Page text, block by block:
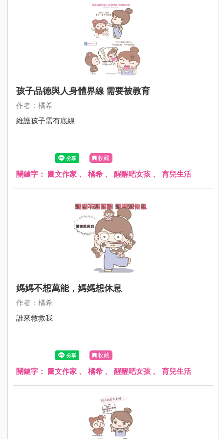
孩子品德與人身體界線 需要被教育
作者：橘希
維護孩子需有底線
收藏
關鍵字： 圖文作家 、 橘希 、 醒醒吧女孩 、 育兒生活
媽媽不想萬能，媽媽想休息
作者：橘希
誰來救救我
收藏
關鍵字： 圖文作家 、 橘希 、 醒醒吧女孩 、 育兒生活